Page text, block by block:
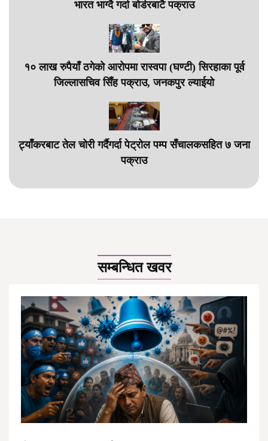
भारत भाग्दै गर्दा बोर्डरबाटै पक्राउ
१० लाख रुपैयाँ ठगेको आरोपमा रास्वपा (घण्टी) सिरहाका पूर्व
जिल्लासचिव सिँह पक्राउ, जनकपुर ल्याईयो
ट्याँकरबाट तेल चोरी गर्दैगर्दा पेट्रोल पम्प सँचालकसहित ७ जना
पक्राउ
सम्बन्धित खवर